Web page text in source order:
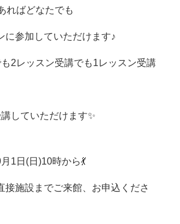
ればどなたでも
に参加していただけます♪
2レッスン受講でも1レッスン受講
していただけます✨
1日(日)10時から💃
接施設までご来館、お申込くださ